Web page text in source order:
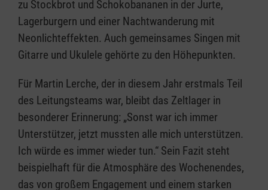
zu Stockbrot und Schokobananen in der Jurte,
Lagerburgern und einer Nachtwanderung mit
Neonlichteffekten. Auch gemeinsames Singen mit
Gitarre und Ukulele gehörte zu den Höhepunkten.
Für Martin Lerche, der in diesem Jahr erstmals Teil
des Leitungsteams war, bleibt das Zeltlager in
besonderer Erinnerung: „Sonst war ich immer
Unterstützer, jetzt mussten alle mich unterstützen.
Ich würde es immer wieder tun.“ Sein Fazit steht
beispielhaft für die Atmosphäre des Wochenendes,
das von großem Engagement und einem starken